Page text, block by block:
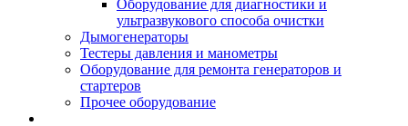
Оборудование для диагностики и
ультразвукового способа очистки
Дымогенераторы
Тестеры давления и манометры
Оборудование для ремонта генераторов и
стартеров
Прочее оборудование